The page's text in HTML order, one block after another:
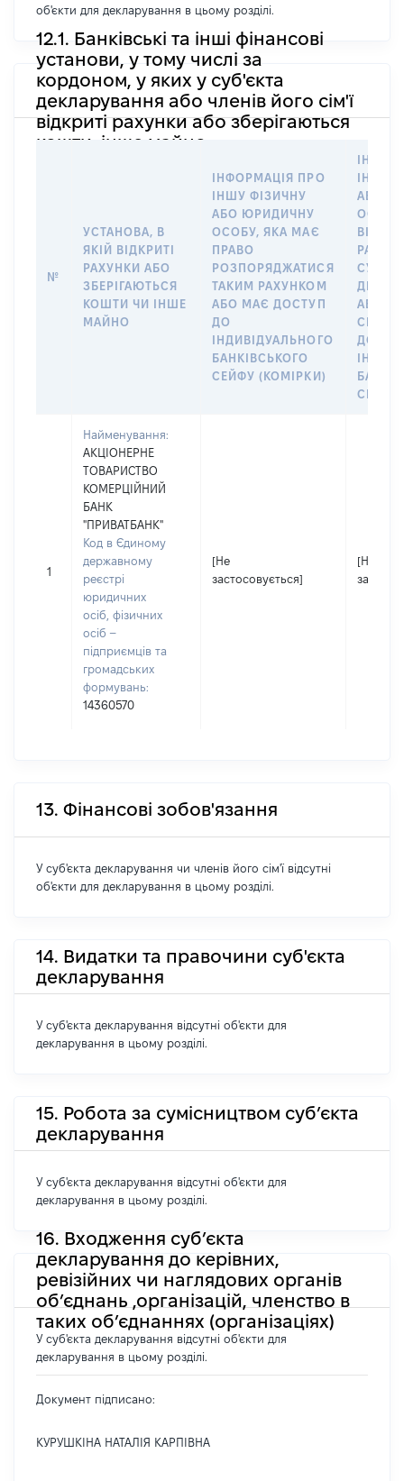
об'єкти для декларування в цьому розділі.
12.1. Банківські та інші фінансові
установи, у тому числі за
кордоном, у яких у суб'єкта
декларування або членів його сім'ї
відкриті рахунки або зберігаються
кошти, інше майно
№
УСТАНОВА, В
ЯКІЙ ВІДКРИТІ
РАХУНКИ АБО
ЗБЕРІГАЮТЬСЯ
КОШТИ ЧИ ІНШЕ
МАЙНО
ІНФОРМАЦІЯ ПРО
ІНШУ ФІЗИЧНУ
АБО ЮРИДИЧНУ
ОСОБУ, ЯКА МАЄ
ПРАВО
РОЗПОРЯДЖАТИСЯ
ТАКИМ РАХУНКОМ
АБО МАЄ ДОСТУП
ДО
ІНДИВІДУАЛЬНОГО
БАНКІВСЬКОГО
СЕЙФУ (КОМІРКИ)
ІНШУ
АБО
АБО
СІМ’Ї
СЕЙФУ
1
Найменування:
АКЦІОНЕРНЕ
ТОВАРИСТВО
КОМЕРЦІЙНИЙ
БАНК
"ПРИВАТБАНК"
Код в Єдиному
державному
реєстрі
юридичних
осіб, фізичних
осіб –
підприємців та
громадських
формувань:
14360570
[Не
застосовується]
[Не
13. Фінансові зобов'язання
У суб'єкта декларування чи членів його сім'ї відсутні
об'єкти для декларування в цьому розділі.
14. Видатки та правочини суб'єкта
декларування
У суб'єкта декларування відсутні об'єкти для
декларування в цьому розділі.
15. Робота за сумісництвом суб’єкта
декларування
У суб'єкта декларування відсутні об'єкти для
декларування в цьому розділі.
16. Входження суб’єкта
декларування до керівних,
ревізійних чи наглядових органів
об’єднань ,організацій, членство в
таких об’єднаннях (організаціях)
У суб'єкта декларування відсутні об'єкти для
декларування в цьому розділі.
Документ підписано:
КУРУШКІНА НАТАЛІЯ КАРПІВНА